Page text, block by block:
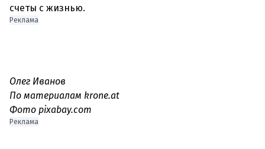
Реклама
Олег Иванов
По материалам krone.at
Фото pixabay.com
Реклама